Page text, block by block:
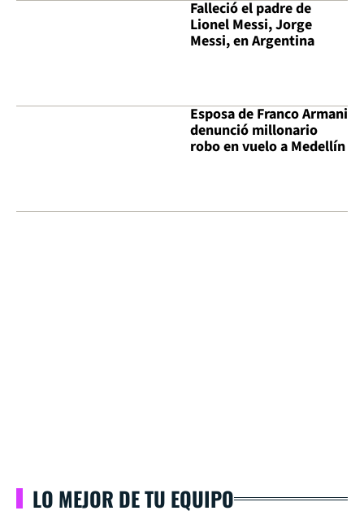
Falleció el padre de
Lionel Messi, Jorge
Messi, en Argentina
Esposa de Franco Armani
denunció millonario
robo en vuelo a Medellín
LO MEJOR DE TU EQUIPO